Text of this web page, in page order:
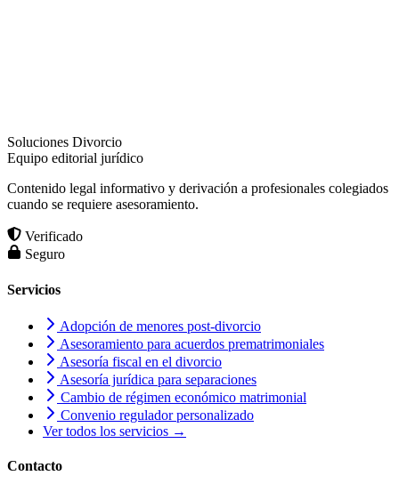
Soluciones Divorcio
Equipo editorial jurídico
Contenido legal informativo y derivación a profesionales colegiados
cuando se requiere asesoramiento.
Verificado
Seguro
Servicios
Adopción de menores post-divorcio
Asesoramiento para acuerdos prematrimoniales
Asesoría fiscal en el divorcio
Asesoría jurídica para separaciones
Cambio de régimen económico matrimonial
Convenio regulador personalizado
Ver todos los servicios →
Contacto